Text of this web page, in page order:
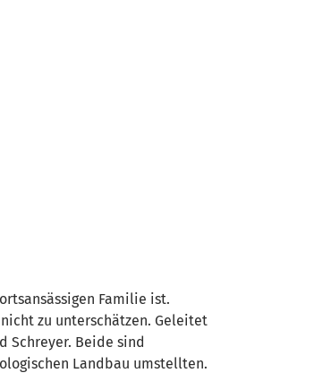
Familie ist.
zu unterschätzen. Geleitet
Schreyer. Beide sind
Landbau umstellten.